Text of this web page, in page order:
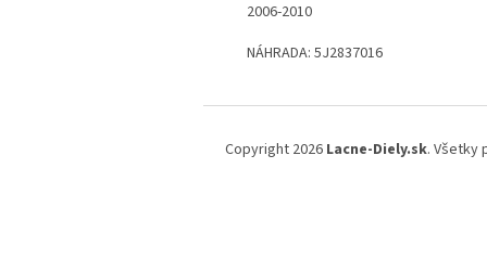
2006-2010
NÁHRADA: 5J2837016
Copyright 2026 Lacne-Diely.sk. Všetky